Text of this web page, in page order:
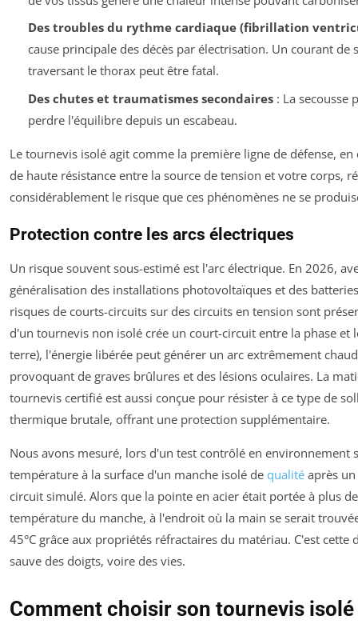
Des troubles du rythme cardiaque (fibrillation
cause principale des décès par électrisation. Un courant de
traversant le thorax peut être fatal.
Des chutes et traumatismes secondaires: La secousse
perdre l'équilibre depuis un escabeau.
Le tournevis isolé agit comme la première ligne de défense,
de haute résistance entre la source de tension et votre corps,
considérablement le risque que ces phénomènes ne se
Protection contre les arcs électriques
Un risque souvent sous-estimé est l'arc électrique. En 2026,
généralisation des installations photovoltaïques et des
risques de courts-circuits sur des circuits en tension sont
d'un tournevis non isolé crée un court-circuit entre la phase et
terre), l'énergie libérée peut générer un arc extrêmement
provoquant de graves brûlures et des lésions oculaires. La
tournevis certifié est aussi conçue pour résister à ce type de
thermique brutale, offrant une protection supplémentaire.
Nous avons mesuré, lors d'un test contrôlé en environnement
température à la surface d'un manche isolé de qualité après
circuit simulé. Alors que la pointe en acier était portée à plus
température du manche, à l'endroit où la main se serait
45°C grâce aux propriétés réfractaires du matériau. C'est cette
sauve des doigts, voire des vies.
Comment choisir son tournevis isolé